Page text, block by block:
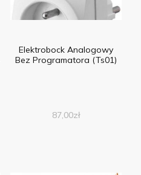
Elektrobock Analogowy
Bez Programatora (Ts01)
87,00zł